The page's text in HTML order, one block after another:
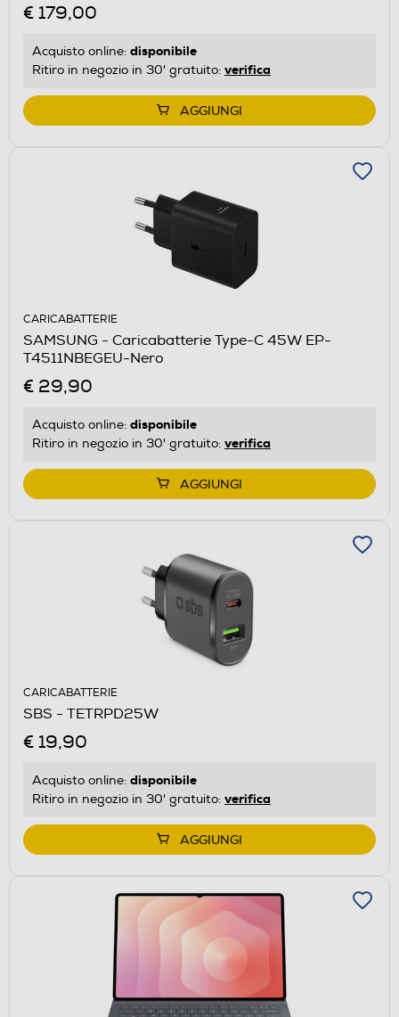
€ 179,00
Acquisto online: disponibile
Ritiro in negozio in 30' gratuito: verifica
AGGIUNGI
CARICABATTERIE
SAMSUNG - Caricabatterie Type-C 45W EP-
T4511NBEGEU-Nero
€ 29,90
Acquisto online: disponibile
Ritiro in negozio in 30' gratuito: verifica
AGGIUNGI
CARICABATTERIE
SBS - TETRPD25W
€ 19,90
Acquisto online: disponibile
Ritiro in negozio in 30' gratuito: verifica
AGGIUNGI